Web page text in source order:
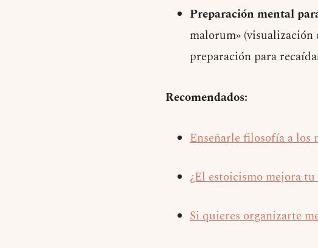
Preparación mental
malorum»
preparación para
Recomendados:
Enseñarle filosofía a los
¿El estoicismo mejora
Si quieres organizarte